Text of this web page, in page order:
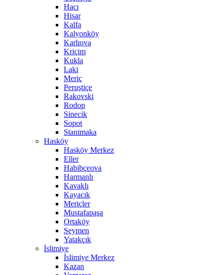
Hacı
Hisar
Kalfa
Kalyonköy
Karlıova
Kriçim
Kukla
Laki
Meriç
Peruştiçe
Rakovski
Rodop
Sinecik
Sopot
Stanimaka
Hasköy
Hasköy Merkez
Eller
Habibçeova
Harmanlı
Kavaklı
Kayacık
Meriçler
Mustafapaşa
Ortaköy
Seymen
Yatakçık
İslimiye
İslimiye Merkez
Kazan